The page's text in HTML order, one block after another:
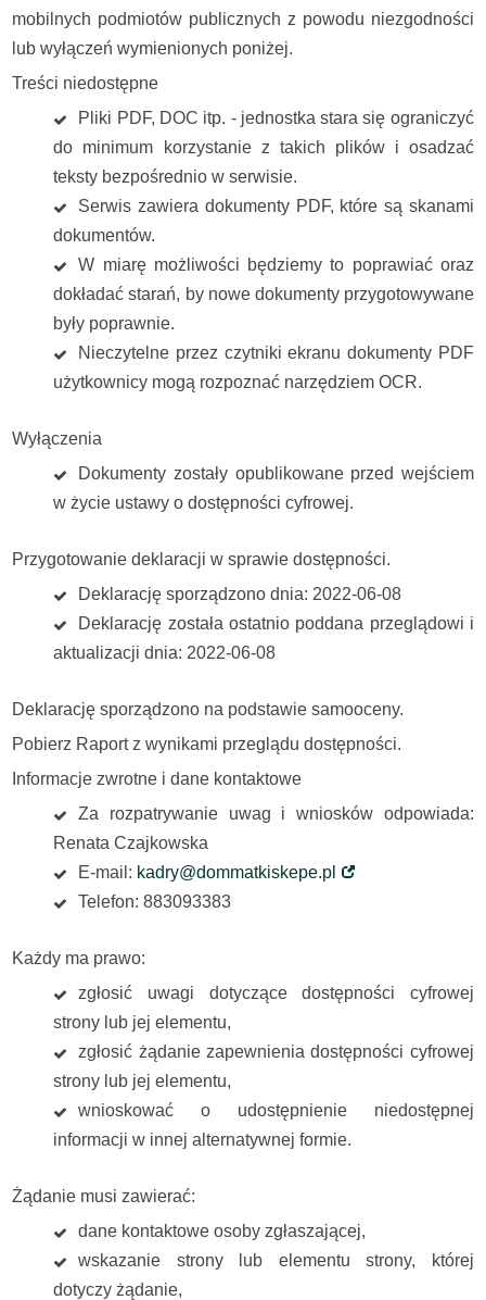
mobilnych podmiotów publicznych z powodu niezgodności
lub wyłączeń wymienionych poniżej.
Treści niedostępne
Pliki PDF, DOC itp. - jednostka stara się ograniczyć
do minimum korzystanie z takich plików i osadzać
teksty bezpośrednio w serwisie.
Serwis zawiera dokumenty PDF, które są skanami
dokumentów.
W miarę możliwości będziemy to poprawiać oraz
dokładać starań, by nowe dokumenty przygotowywane
były poprawnie.
Nieczytelne przez czytniki ekranu dokumenty PDF
użytkownicy mogą rozpoznać narzędziem OCR.
Wyłączenia
Dokumenty zostały opublikowane przed wejściem
w życie ustawy o dostępności cyfrowej.
Przygotowanie deklaracji w sprawie dostępności.
Deklarację sporządzono dnia: 2022-06-08
Deklarację została ostatnio poddana przeglądowi i
aktualizacji dnia: 2022-06-08
Deklarację sporządzono na podstawie samooceny.
Pobierz Raport z wynikami przeglądu dostępności.
Informacje zwrotne i dane kontaktowe
Za rozpatrywanie uwag i wniosków odpowiada:
Renata Czajkowska
E-mail: kadry@dommatkiskepe.pl
Telefon: 883093383
Każdy ma prawo:
zgłosić uwagi dotyczące dostępności cyfrowej
strony lub jej elementu,
zgłosić żądanie zapewnienia dostępności cyfrowej
strony lub jej elementu,
wnioskować o udostępnienie niedostępnej
informacji w innej alternatywnej formie.
Żądanie musi zawierać:
dane kontaktowe osoby zgłaszającej,
wskazanie strony lub elementu strony, której
dotyczy żądanie,